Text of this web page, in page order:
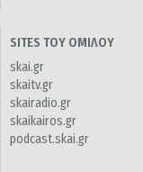
SITES ΤΟΥ ΟΜΙΛΟΥ
skai.gr
skaitv.gr
skairadio.gr
skaikairos.gr
podcast.skai.gr